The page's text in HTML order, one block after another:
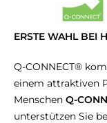
ERSTE WAHL BEI
Q-CONNECT®
einem attraktiven
Menschen Q-
unterstützen Sie